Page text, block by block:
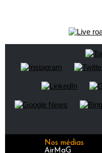
Nos médias
AirMaG